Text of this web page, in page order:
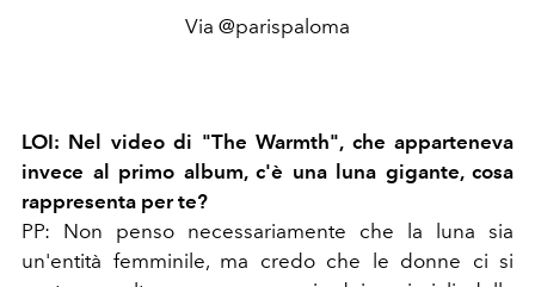
Via @parispaloma
LOI: Nel video di "The Warmth", che apparteneva
invece al primo album, c'è una luna gigante, cosa
rappresenta per te?
PP: Non penso necessariamente che la luna sia
un'entità femminile, ma credo che le donne ci si